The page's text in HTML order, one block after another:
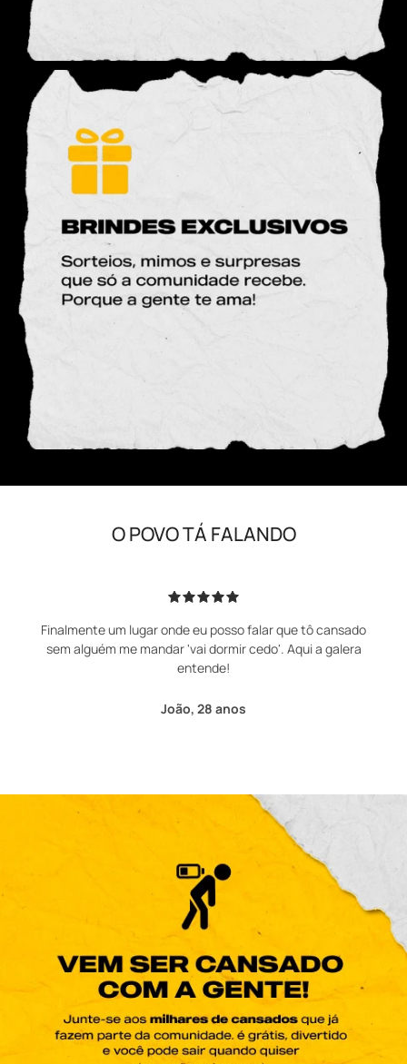
O POVO TÁ FALANDO
Finalmente um lugar onde eu posso falar que tô cansado
sem alguém me mandar 'vai dormir cedo'. Aqui a galera
entende!
João, 28 anos